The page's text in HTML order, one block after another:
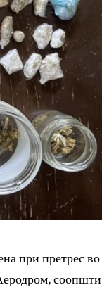
при претрес
соопшти